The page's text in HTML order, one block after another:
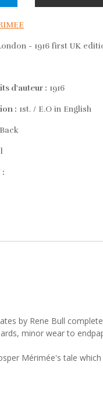
- 1916 first UK
d'auteur : 1916
: 1st. / E.O in English
:
by Rene Bull
minor wear to
Mérimée's tale